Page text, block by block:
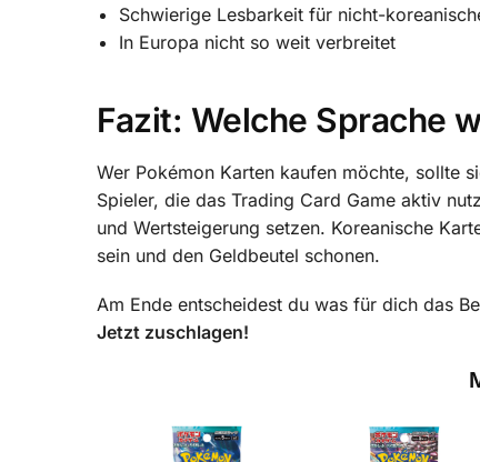
Schwierige Lesbarkeit für nicht-
In Europa nicht so weit verbreitet
Fazit: Welche Sprache
Wer Pokémon Karten kaufen möchte, sollte
Spieler, die das Trading Card Game aktiv
und Wertsteigerung setzen. Koreanische
sein und den Geldbeutel schonen.
Am Ende entscheidest du was für dich das
Jetzt zuschlagen!